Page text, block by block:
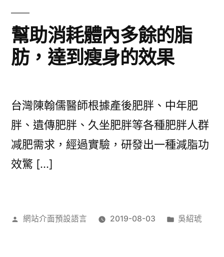
幫助消耗體內多餘的脂
肪，達到瘦身的效果
台灣陳翰儒醫師根據產後肥胖、中年肥
胖、遺傳肥胖、久坐肥胖等各種肥胖人群
减肥需求，經過實驗，研發出一種減脂功
效驚 […]
作
網站介面預設語言 2019-08-03
分
吳紹琥